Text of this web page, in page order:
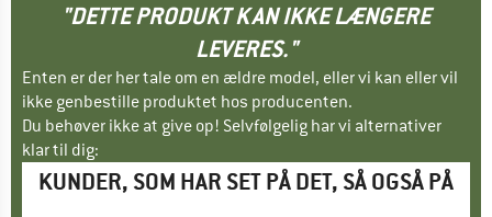
"DETTE PRODUKT KAN IKKE LÆNGERE
LEVERES."
Enten er der her tale om en ældre model, eller vi kan eller vil
ikke genbestille produktet hos producenten.
Du behøver ikke at give op! Selvfølgelig har vi alternativer
klar til dig:
KUNDER, SOM HAR SET PÅ DET, SÅ OGSÅ PÅ